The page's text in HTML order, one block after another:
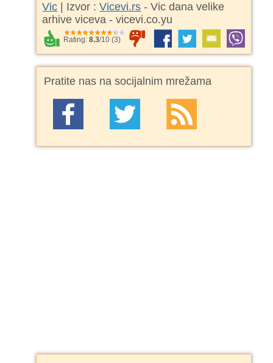
Vic | Izvor :Vicevi.rs - Vic dana velike
arhive viceva - vicevi.co.yu
Rating:8.3/10 (3)
Pratite nas na socijalnim mrežama